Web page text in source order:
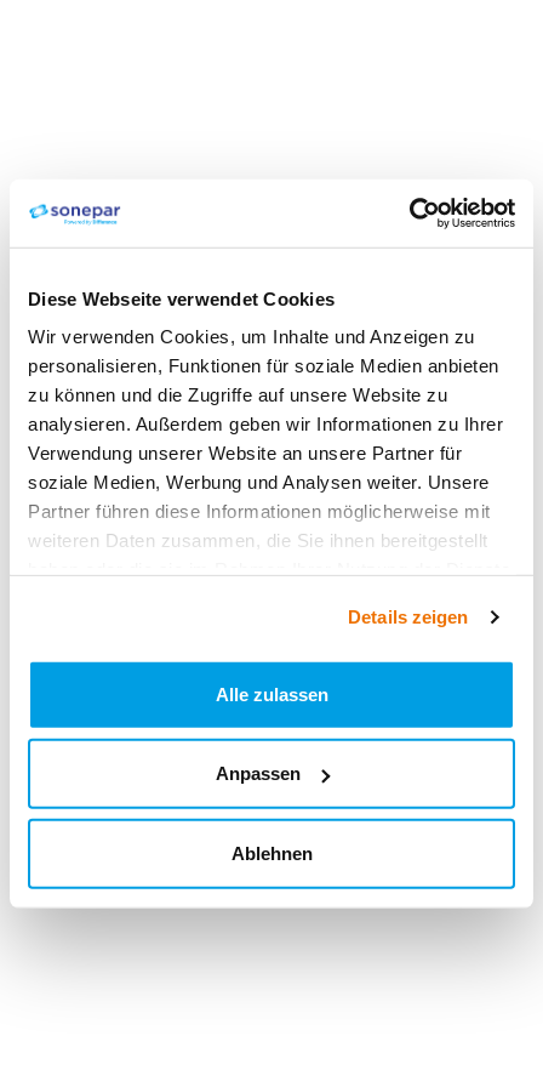
Diese Webseite verwendet Cookies
Wir verwenden Cookies, um Inhalte und Anzeigen zu
personalisieren, Funktionen für soziale Medien anbieten
zu können und die Zugriffe auf unsere Website zu
analysieren. Außerdem geben wir Informationen zu Ihrer
Verwendung unserer Website an unsere Partner für
soziale Medien, Werbung und Analysen weiter. Unsere
Partner führen diese Informationen möglicherweise mit
weiteren Daten zusammen, die Sie ihnen bereitgestellt
Details zeigen
Alle zulassen
Anpassen
Ablehnen